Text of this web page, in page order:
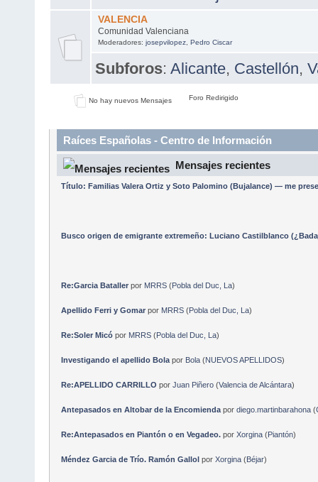
VALENCIA
Comunidad Valenciana
Moderadores: josepvilopez, Pedro Ciscar
Subforos: Alicante, Castellón,
No hay nuevos Mensajes Foro Redirigido
Raíces Españolas - Centro de Información
Mensajes recientes
Título: Familias Valera Ortiz y Soto Palomino (Bujalance) — me
Busco origen de emigrante extremeño: Luciano Castilblanco
Re:Garcia Batallerpor MRRS(Pobla del Duc, La)
Apellido Ferri y Gomarpor MRRS(Pobla del Duc, La)
Re:Soler Micópor MRRS(Pobla del Duc, La)
Investigando el apellido Bolapor Bola(NUEVOS APELLIDOS)
Re:APELLIDO CARRILLO por Juan Piñero(Valencia de Alcántara)
Antepasados en Altobar de la Encomiendapor diego.martinbarahona(
Re:Antepasados en Piantón o en Vegadeo.por Xorgina(Piantón)
Méndez Garcia de Trío. Ramón Gallolpor Xorgina(Béjar)